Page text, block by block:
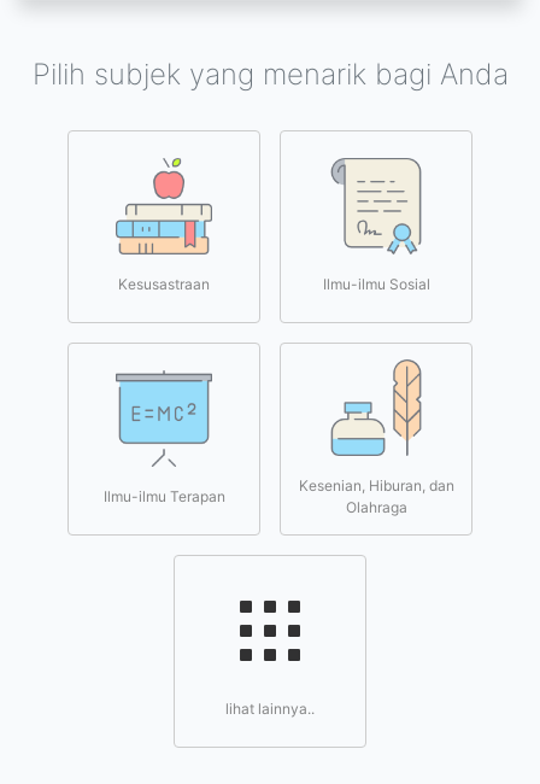
Pilih subjek yang menarik bagi Anda
Kesusastraan Ilmu-ilmu Sosial
Ilmu-ilmu Terapan
Kesenian, Hiburan, dan
Olahraga
lihat lainnya..